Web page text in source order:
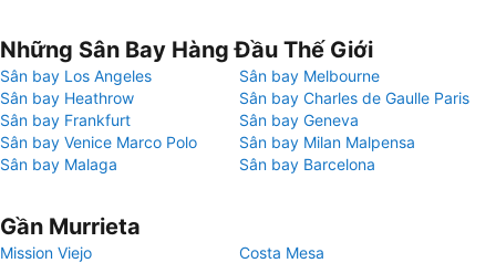
Những Sân Bay Hàng Đầu Thế Giới
Sân bay Los Angeles
Sân bay Melbourne
Sân bay Heathrow
Sân bay Charles de Gaulle Paris
Sân bay Frankfurt
Sân bay Geneva
Sân bay Venice Marco Polo
Sân bay Milan Malpensa
Sân bay Malaga
Sân bay Barcelona
Gần Murrieta
Mission Viejo
Costa Mesa